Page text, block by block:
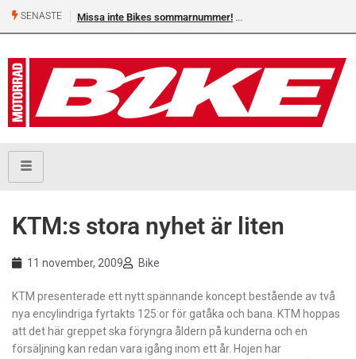
SENASTE Missa inte Bikes sommarnummer!
KTM:s stora nyhet är liten
11 november, 2009 Bike
KTM presenterade ett nytt spännande koncept bestående av två
nya encylindriga fyrtakts 125:or för gatåka och bana. KTM hoppas
att det här greppet ska föryngra åldern på kunderna och en
försäljning kan redan vara igång inom ett år. Hojen har